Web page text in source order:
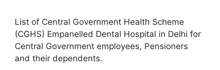
List of Central Government Health Scheme
(CGHS) Empanelled Dental Hospital in Delhi for
Central Government employees, Pensioners
and their dependents.